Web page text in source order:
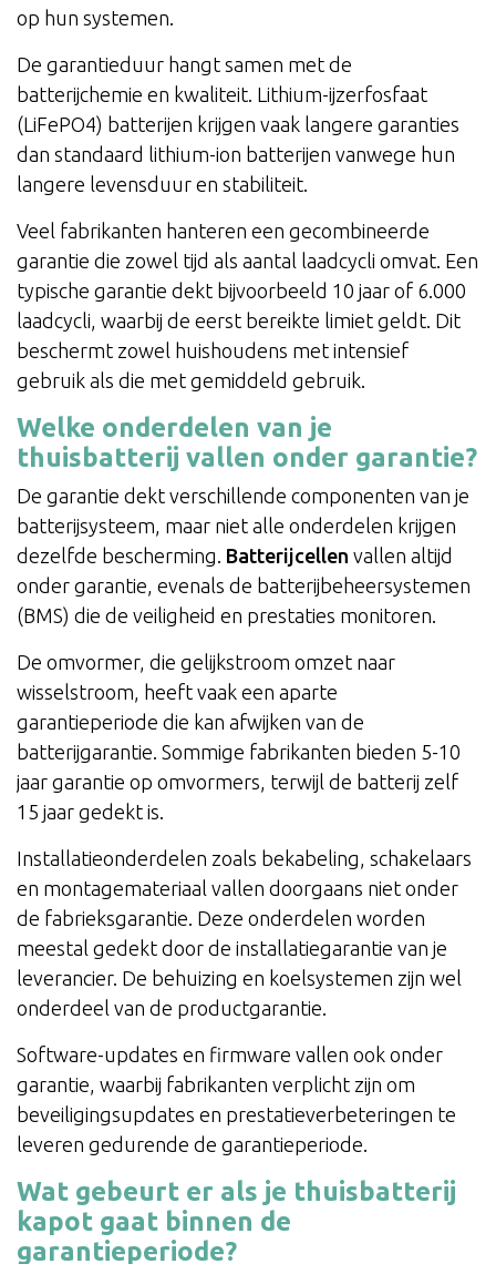
op hun systemen.
De garantieduur hangt samen met de
batterijchemie en kwaliteit. Lithium-ijzerfosfaat
(LiFePO4) batterijen krijgen vaak langere garanties
dan standaard lithium-ion batterijen vanwege hun
langere levensduur en stabiliteit.
Veel fabrikanten hanteren een gecombineerde
garantie die zowel tijd als aantal laadcycli omvat. Een
typische garantie dekt bijvoorbeeld 10 jaar of 6.000
laadcycli, waarbij de eerst bereikte limiet geldt. Dit
beschermt zowel huishoudens met intensief
gebruik als die met gemiddeld gebruik.
Welke onderdelen van je
thuisbatterij vallen onder garantie?
De garantie dekt verschillende componenten van je
batterijsysteem, maar niet alle onderdelen krijgen
dezelfde bescherming. Batterijcellen vallen altijd
onder garantie, evenals de batterijbeheersystemen
(BMS) die de veiligheid en prestaties monitoren.
De omvormer, die gelijkstroom omzet naar
wisselstroom, heeft vaak een aparte
garantieperiode die kan afwijken van de
batterijgarantie. Sommige fabrikanten bieden 5-10
jaar garantie op omvormers, terwijl de batterij zelf
15 jaar gedekt is.
Installatieonderdelen zoals bekabeling, schakelaars
en montagemateriaal vallen doorgaans niet onder
de fabrieksgarantie. Deze onderdelen worden
meestal gedekt door de installatiegarantie van je
leverancier. De behuizing en koelsystemen zijn wel
onderdeel van de productgarantie.
Software-updates en firmware vallen ook onder
garantie, waarbij fabrikanten verplicht zijn om
beveiligingsupdates en prestatieverbeteringen te
leveren gedurende de garantieperiode.
Wat gebeurt er als je thuisbatterij
kapot gaat binnen de
garantieperiode?